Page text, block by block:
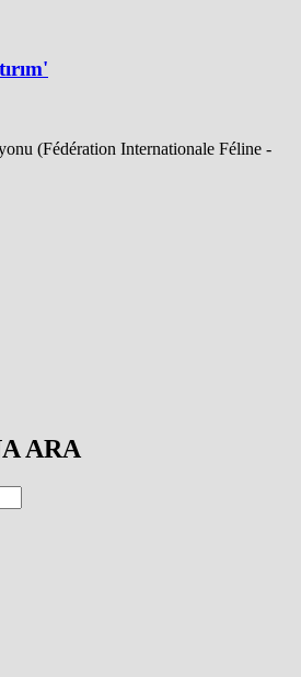
(Fédération Internationale Féline -
ARA